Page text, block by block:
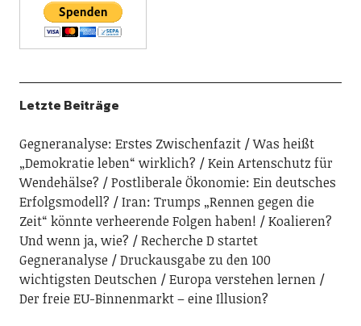
Letzte Beiträge
Gegneranalyse: Erstes Zwischenfazit
Was heißt
„Demokratie leben“ wirklich?
Kein Artenschutz für
Wendehälse?
Postliberale Ökonomie: Ein deutsches
Erfolgsmodell?
Iran: Trumps „Rennen gegen die
Zeit“ könnte verheerende Folgen haben!
Koalieren?
Und wenn ja, wie?
Recherche D startet
Gegneranalyse
Druckausgabe zu den 100
wichtigsten Deutschen
Europa verstehen lernen
Der freie EU-Binnenmarkt – eine Illusion?